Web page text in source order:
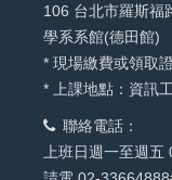
106 台北市羅斯福
學系系館(德田館)
* 現場繳費或領取
* 上課地點：資訊
聯絡電話：
上班日週一至週